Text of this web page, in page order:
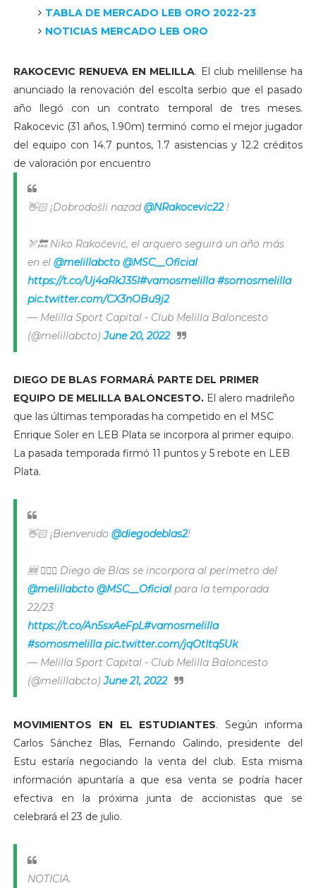
TABLA DE MERCADO LEB ORO 2022-23
NOTICIAS MERCADO LEB ORO
RAKOCEVIC RENUEVA EN MELILLA. El club melillense ha
anunciado la renovación del escolta serbio que el pasado
año llegó con un contrato temporal de tres meses.
Rakocevic (31 años, 1.90m) terminó como el mejor jugador
del equipo con 14.7 puntos, 1.7 asistencias y 12.2 créditos
de valoración por encuentro
👋🏻 ¡Dobrodošli nazad@NRakocevic22!
🏹🔙 Niko Rakočević, el arquero seguirá un año más
en el @melillabcto @MSC__Oficial
https://t.co/Uj4aRkJ35I#vamosmelilla #somosmelilla
pic.twitter.com/CX3nOBu9j2
— Melilla Sport Capital - Club Melilla Baloncesto
(@melillabcto)June 20, 2022
DIEGO DE BLAS FORMARÁ PARTE DEL PRIMER
EQUIPO DE MELILLA BALONCESTO.El alero madrileño
que las últimas temporadas ha competido en el MSC
Enrique Soler en LEB Plata se incorpora al primer equipo.
La pasada temporada firmó 11 puntos y 5 rebote en LEB
Plata.
👋🏻 ¡Bienvenido @diegodeblas2!
🆕 ⛹🏻‍♂️ Diego de Blas se incorpora al perímetro del
@melillabcto @MSC__Oficialpara la temporada
22/23
https://t.co/An5sxAeFpL#vamosmelilla
#somosmelilla pic.twitter.com/jqOtItq5Uk
— Melilla Sport Capital - Club Melilla Baloncesto
(@melillabcto)June 21, 2022
MOVIMIENTOS EN EL ESTUDIANTES. Según informa
Carlos Sánchez Blas, Fernando Galindo, presidente del
Estu estaría negociando la venta del club. Esta misma
información apuntaría a que esa venta se podría hacer
efectiva en la próxima junta de accionistas que se
celebrará el 23 de julio.
NOTICIA.